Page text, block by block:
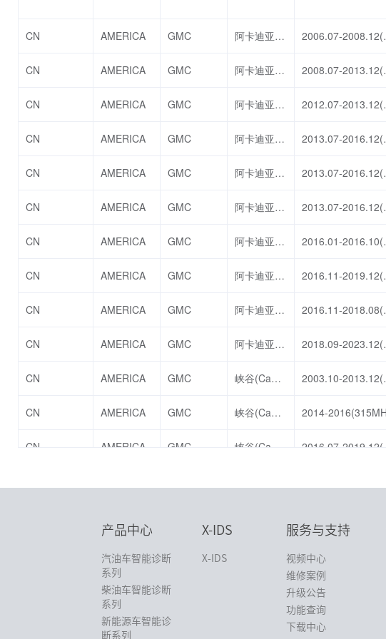
产品中心
汽油车智能诊断
系列
柴油车智能诊断
系列
新能源车智能诊
断系列
X-IDS
X-IDS
服务与支持
视频中心
维修案例
升级公告
功能查询
下载中心